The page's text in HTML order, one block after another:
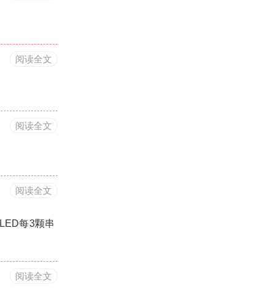
阅读全文
阅读全文
阅读全文
每3颗串
阅读全文